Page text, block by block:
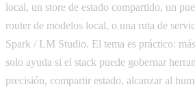
local, un store de estado compartido, un
router de modelos local, o una ruta de
Spark / LM Studio. El tema es práctico:
solo ayuda si el stack puede gobernar
precisión, compartir estado, alcanzar al